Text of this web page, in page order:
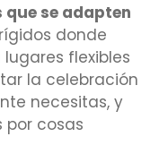
que se adapten
donde
flexibles
la celebración
necesitas, y
por cosas